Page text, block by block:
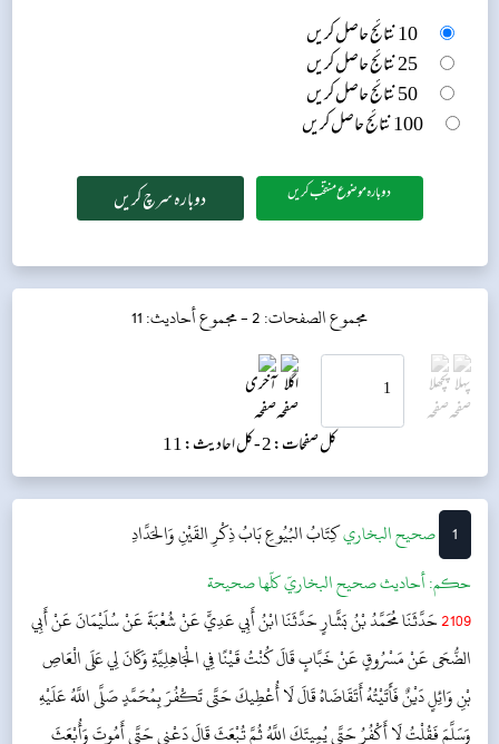
10 نتائج حاصل کریں
25 نتائج حاصل کریں
50 نتائج حاصل کریں
100 نتائج حاصل کریں
دوبارہ موضوع منتخب کریں
مجموع الصفحات: 2 - مجموع أحاديث: 11
کل صفحات: 2 - کل احادیث: 11
1 ‌‌صحيح البخاريكِتَابُ البُيُوعِبَابُ ذِكْرِ القَيْنِ وَالحَدَّادِ
حکم:أحاديث صحيح البخاريّ كلّها صحيحة
2109حَدَّثَنَا مُحَمَّدُ بْنُ بَشَّارٍ حَدَّثَنَا ابْنُ أَبِي عَدِيٍّ عَنْ شُعْبَةَ عَنْ سُلَيْمَانَ عَنْ أَبِي
الضُّحَى عَنْ مَسْرُوقٍ عَنْ خَبَّابٍ قَالَ كُنْتُ قَيْنًا فِي الْجَاهِلِيَّةِ وَكَانَ لِي عَلَى الْعَاصِ
بْنِ وَائِلٍ دَيْنٌ فَأَتَيْتُهُ أَتَقَاضَاهُ قَالَ لَا أُعْطِيكَ حَتَّى تَكْفُرَ بِمُحَمَّدٍ صَلَّى اللَّهُ عَلَيْهِ
وَسَلَّمَ فَقُلْتُ لَا أَكْفُرُ حَتَّى يُمِيتَكَ اللَّهُ ثُمَّ تُبْعَثَ قَالَ دَعْنِي حَتَّى أَمُوتَ وَأُبْعَثَ